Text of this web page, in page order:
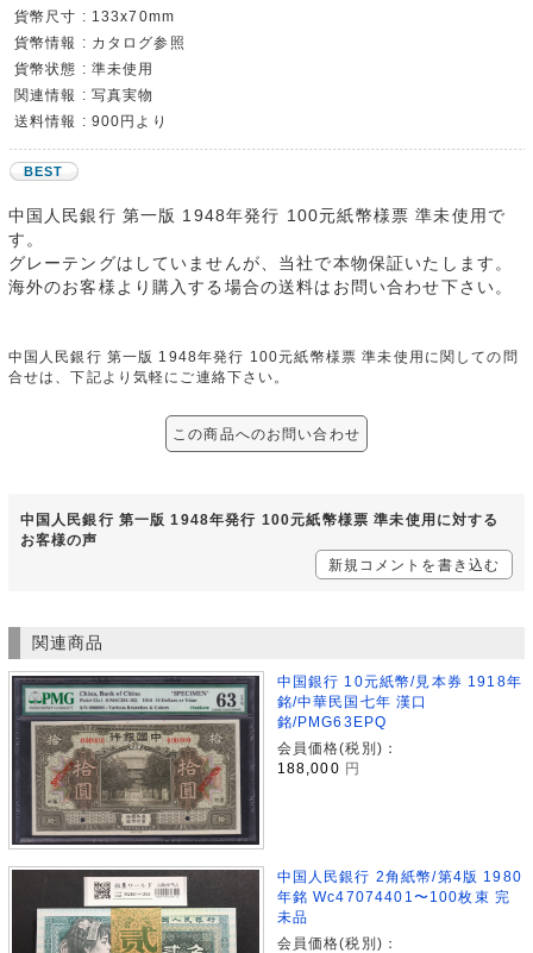
貨幣尺寸 : 133x70mm
貨幣情報 : カタログ参照
貨幣状態 : 準未使用
関連情報 : 写真実物
送料情報 : 900円より
BEST
中国人民銀行 第一版 1948年発行 100元紙幣様票 準未使用で
す。
グレーテングはしていませんが、当社で本物保証いたします。
海外のお客様より購入する場合の送料はお問い合わせ下さい。
中国人民銀行 第一版 1948年発行 100元紙幣様票 準未使用に関しての問
合せは、下記より気軽にご連絡下さい。
この商品へのお問い合わせ
中国人民銀行 第一版 1948年発行 100元紙幣様票 準未使用に対する
お客様の声
新規コメントを書き込む
関連商品
中国銀行 10元紙幣/見本券 1918年
銘/中華民国七年 漢口
銘/PMG63EPQ
会員価格(税別)：
188,000 円
中国人民銀行 2角紙幣/第4版 1980
年銘 Wc47074401〜100枚束 完
未品
会員価格(税別)：